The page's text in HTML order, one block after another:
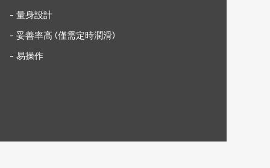
- 量身設計
- 妥善率高 (僅需定時潤滑)
- 易操作